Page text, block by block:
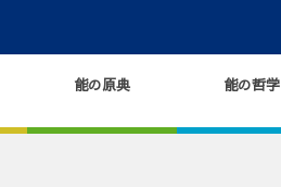
能の原典 能の哲学